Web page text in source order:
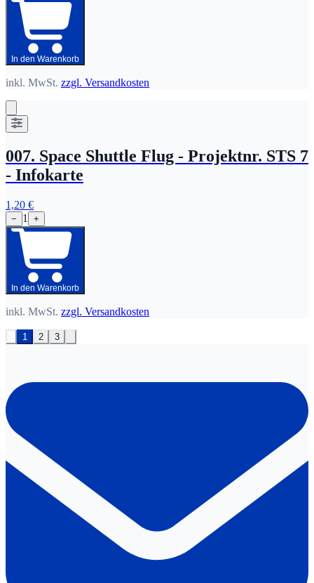
In den Warenkorb
inkl. MwSt. zzgl. Versandkosten
007. Space Shuttle Flug - Projektnr. STS 7
- Infokarte
1,20 €
− 1 +
In den Warenkorb
inkl. MwSt. zzgl. Versandkosten
1 2 3